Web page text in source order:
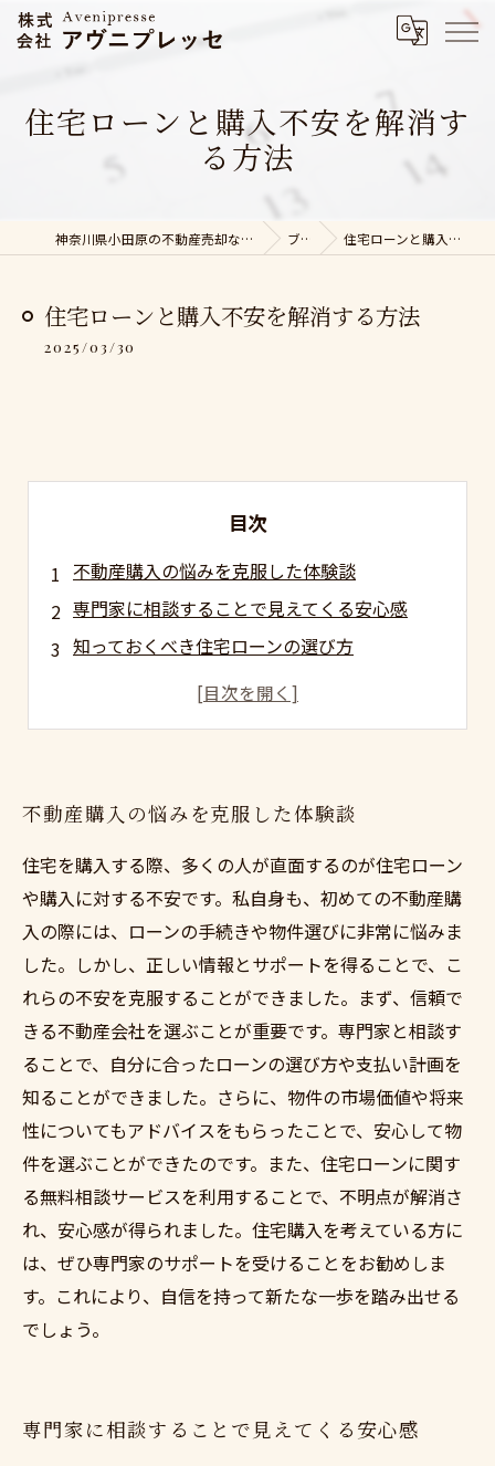
住宅ローンと購入不安を解消す
る方法
神奈川県小田原の不動産売却なら株式会社アヴニプレッセ ブログ 住宅ローンと購入不安を解消する方法
住宅ローンと購入不安を解消する方法
2025/03/30
目次
不動産購入の悩みを克服した体験談
専門家に相談することで見えてくる安心感
知っておくべき住宅ローンの選び方
リアルな成功事例から学ぶ不安解消法
不動産購入の悩みを克服した体験談
住宅を購入する際、多くの人が直面するのが住宅ローン
や購入に対する不安です。私自身も、初めての不動産購
入の際には、ローンの手続きや物件選びに非常に悩みま
した。しかし、正しい情報とサポートを得ることで、こ
れらの不安を克服することができました。まず、信頼で
きる不動産会社を選ぶことが重要です。専門家と相談す
ることで、自分に合ったローンの選び方や支払い計画を
知ることができました。さらに、物件の市場価値や将来
性についてもアドバイスをもらったことで、安心して物
件を選ぶことができたのです。また、住宅ローンに関す
る無料相談サービスを利用することで、不明点が解消さ
れ、安心感が得られました。住宅購入を考えている方に
は、ぜひ専門家のサポートを受けることをお勧めしま
す。これにより、自信を持って新たな一歩を踏み出せる
でしょう。
専門家に相談することで見えてくる安心感